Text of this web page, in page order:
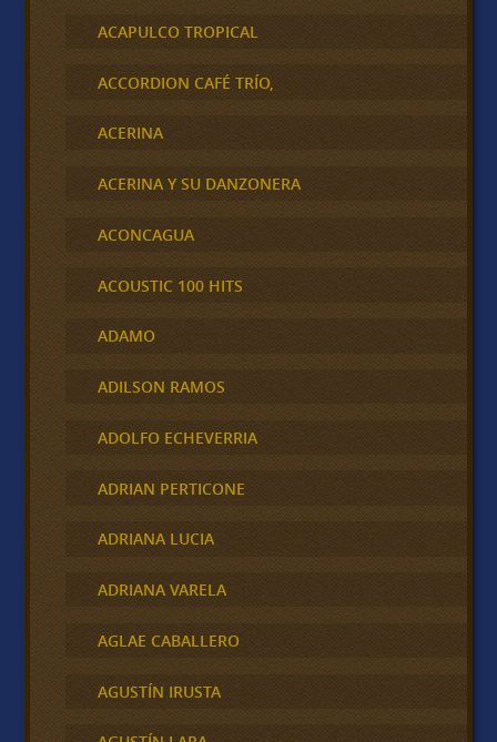
ACAPULCO TROPICAL
ACCORDION CAFÉ TRÍO,
ACERINA
ACERINA Y SU DANZONERA
ACONCAGUA
ACOUSTIC 100 HITS
ADAMO
ADILSON RAMOS
ADOLFO ECHEVERRIA
ADRIAN PERTICONE
ADRIANA LUCIA
ADRIANA VARELA
AGLAE CABALLERO
AGUSTÍN IRUSTA